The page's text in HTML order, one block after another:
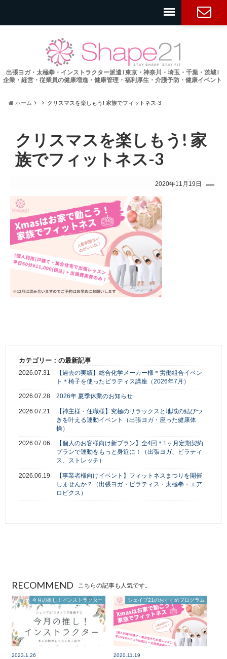
出張ヨガ・太極拳・インストラクター派遣 l 東京・神奈川・埼玉・千葉・茨城 l
企業・経営・従業員の健康増進・健康管理・福利厚生・介護予防・健康イベント
ホーム クリスマスを楽しもう! 家族でフィットネス-3
クリスマスを楽しもう! 家
族でフィットネス-3
2020年11月19日
カテゴリー：の最新記事
2026.07.31
【過去の実績】総合化学メーカー様＊労働組合イベン
ト＊椅子を使ったピラティス講座（2026年7月）
2026.07.28 2026年 夏季休業のお知らせ
2026.07.21
【神主様・住職様】究極のリラックスと地域の結びつ
きを叶える運動イベント（出張ヨガ・座った健康体
操）
2026.07.06
【個人のお客様向け新プラン】全4回＊1ヶ月定期契約
プランで運動をもっと身近に！（出張ヨガ、ピラティ
ス、ストレッチ）
2026.06.19
【事業者様向けイベント】フィットネスまつりを開催
しませんか？（出張ヨガ・ピラティス・太極拳・エア
ロビクス）
RECOMMEND こちらの記事も人気です。
今月の推し！インストラクター
2023.1.26
シェイプ21のおすすめプログラム
2020.11.19